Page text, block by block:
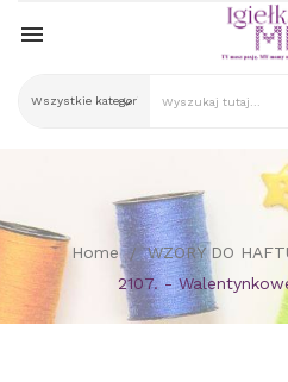

Home
WZORY DO
2107. -